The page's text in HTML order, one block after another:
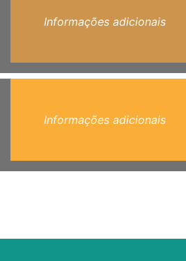
Informações adicionais
Informações adicionais